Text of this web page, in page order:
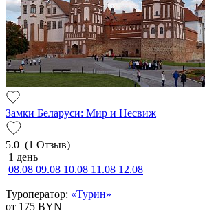
Замки Беларуси: Мир и Несвиж
5.0 (1 Отзыв)
1 день
08.08 09.08 10.08 11.08 12.08
Туроператор: «Турин»
от 175 BYN